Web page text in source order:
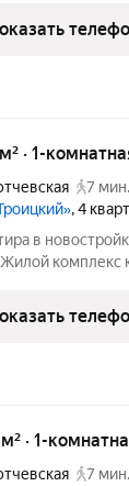
м² · 1-
7 мин.
, 4
в
Жилой
м² · 1-
7 мин.